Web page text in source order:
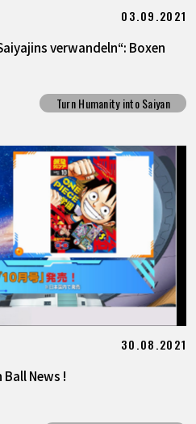
03.09.2021
verwandeln“: Boxen
Turn Humanity into Saiyan
30.08.2021
News !